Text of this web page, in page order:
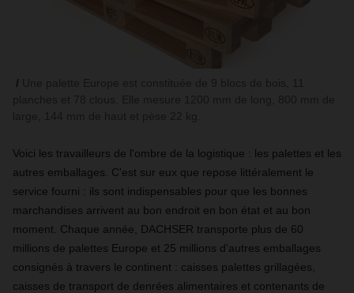
Voici les travailleurs de l'ombre de la logistique : les palettes et les
autres emballages. C'est sur eux que repose littéralement le
service fourni : ils sont indispensables pour que les bonnes
marchandises arrivent au bon endroit en bon état et au bon
moment. Chaque année, DACHSER transporte plus de 60
millions de palettes Europe et 25 millions d'autres emballages
consignés à travers le continent : caisses palettes grillagées,
caisses de transport de denrées alimentaires et contenants de